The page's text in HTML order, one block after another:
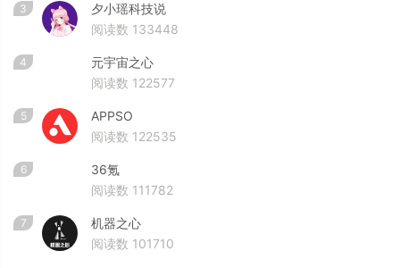
3
夕小瑶科技说
阅读数 133448
4
元宇宙之心
阅读数 122577
5
APPSO
阅读数 122535
6
36氪
阅读数 111782
7
机器之心
阅读数 101710